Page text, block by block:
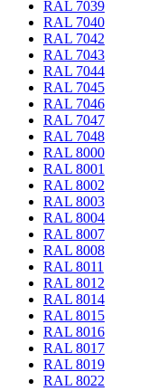
RAL 7039
RAL 7040
RAL 7042
RAL 7043
RAL 7044
RAL 7045
RAL 7046
RAL 7047
RAL 7048
RAL 8000
RAL 8001
RAL 8002
RAL 8003
RAL 8004
RAL 8007
RAL 8008
RAL 8011
RAL 8012
RAL 8014
RAL 8015
RAL 8016
RAL 8017
RAL 8019
RAL 8022